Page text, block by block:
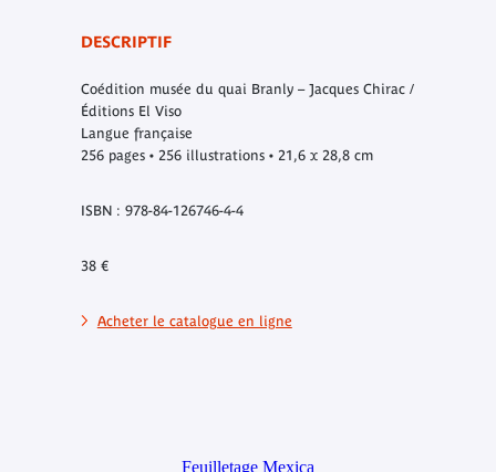
DESCRIPTIF
Coédition musée du quai Branly – Jacques Chirac /
Éditions El Viso
Langue française
256 pages • 256 illustrations • 21,6 x 28,8 cm
ISBN : 978-84-126746-4-4
38 €
Acheter le catalogue en ligne
Feuilletage Mexica